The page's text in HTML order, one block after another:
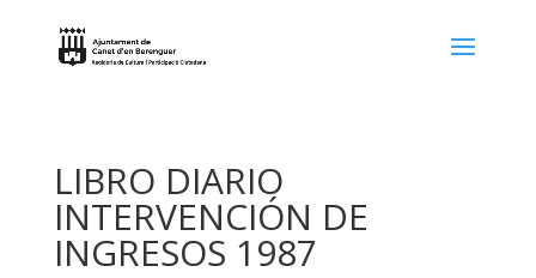
LIBRO DIARIO
INTERVENCIÓN DE
INGRESOS 1987